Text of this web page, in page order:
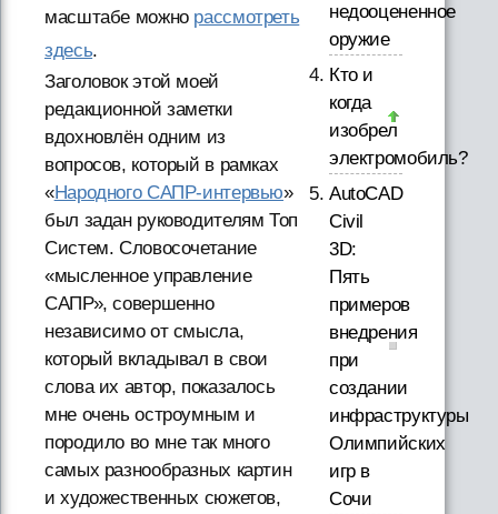
масштабе можно рассмотреть
здесь.
Заголовок этой моей
редакционной заметки
вдохновлён одним из
вопросов, который в рамках
«Народного САПР-интервью»
был задан руководителям Топ
Систем. Словосочетание
«мысленное управление
САПР», совершенно
независимо от смысла,
который вкладывал в свои
слова их автор, показалось
мне очень остроумным и
породило во мне так много
самых разнообразных картин
и художественных сюжетов,
недооцененное
оружие
Кто и
когда
изобрел
электромобиль?
AutoCAD
Civil
3D:
Пять
примеров
внедрения
при
создании
инфраструктуры
Олимпийских
игр в
Сочи